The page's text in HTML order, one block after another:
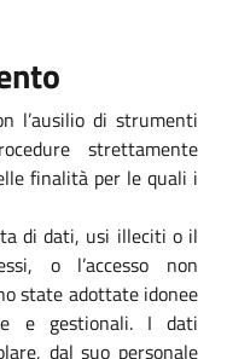
l’ausilio di strumenti
strettamente
finalità per le quali i
di dati, usi illeciti o il
o l’accesso non
state adottate idonee
e gestionali. I dati
dal suo personale